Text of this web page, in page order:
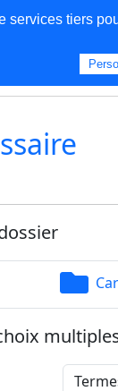
services tiers